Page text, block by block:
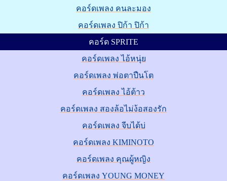
คอร์ดเพลง คนละมอง
คอร์ดเพลง ปิก้า ปิก้า
คอร์ด SPRITE
คอร์ดเพลง ไอ้หนุ่ย
คอร์ดเพลง พ่อตาปืนโต
คอร์ดเพลง ไอ้ต้าว
คอร์ดเพลง สองล้อไม่ง้อสองรัก
คอร์ดเพลง จีบได้บ่
คอร์ดเพลง KIMINOTO
คอร์ดเพลง คุณผู้หญิง
คอร์ดเพลง YOUNG MONEY